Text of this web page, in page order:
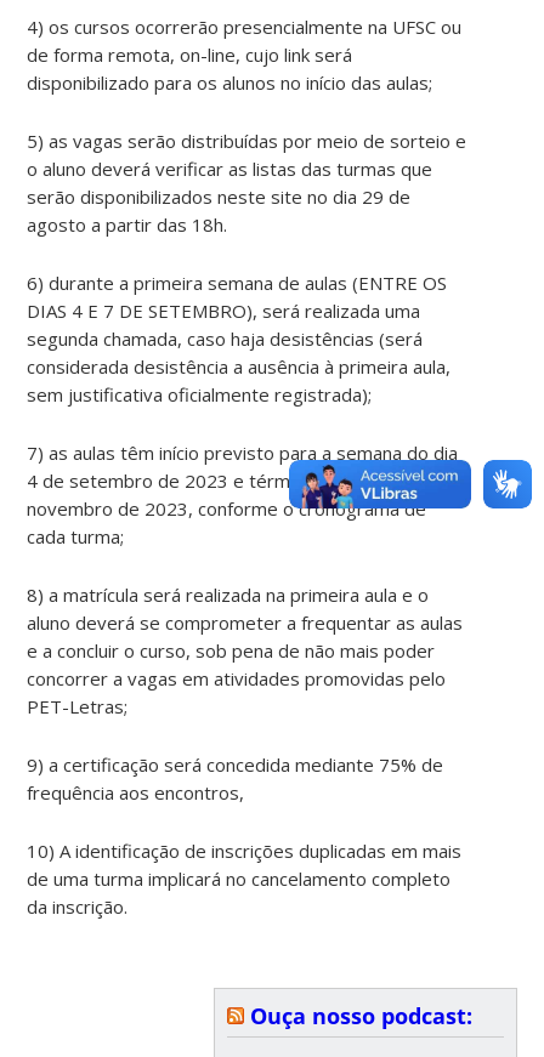
4) os cursos ocorrerão presencialmente na UFSC ou
de forma remota, on-line, cujo link será
disponibilizado para os alunos no início das aulas;
5) as vagas serão distribuídas por meio de sorteio e
o aluno deverá verificar as listas das turmas que
serão disponibilizados neste site no dia 29 de
agosto a partir das 18h.
6) durante a primeira semana de aulas (ENTRE OS
DIAS 4 E 7 DE SETEMBRO), será realizada uma
segunda chamada, caso haja desistências (será
considerada desistência a ausência à primeira aula,
sem justificativa oficialmente registrada);
7) as aulas têm início previsto para a semana do dia
4 de setembro de 2023 e término até o dia 9 de
novembro de 2023, conforme o cronograma de
cada turma;
8) a matrícula será realizada na primeira aula e o
aluno deverá se comprometer a frequentar as aulas
e a concluir o curso, sob pena de não mais poder
concorrer a vagas em atividades promovidas pelo
PET-Letras;
9) a certificação será concedida mediante 75% de
frequência aos encontros,
10) A identificação de inscrições duplicadas em mais
de uma turma implicará no cancelamento completo
da inscrição.
Ouça nosso podcast: